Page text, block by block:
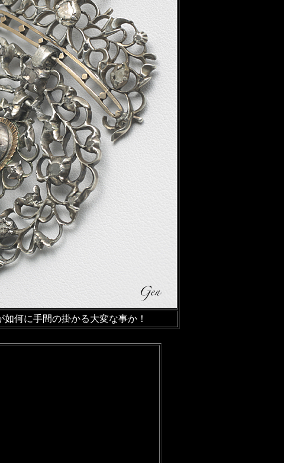
何に手間の掛かる大変な事か！